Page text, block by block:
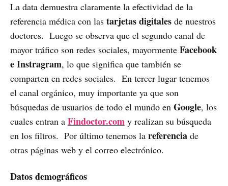
La data demuestra claramente la efectividad de la
referencia médica con las tarjetas digitales de nuestros
doctores. Luego se observa que el segundo canal de
mayor tráfico son redes sociales, mayormente Facebook
e Instragram, lo que significa que también se
comparten en redes sociales. En tercer lugar tenemos
el canal orgánico, muy importante ya que son
búsquedas de usuarios de todo el mundo en Google, los
cuales entran a Findoctor.com y realizan su búsqueda
en los filtros. Por último tenemos la referencia de
otras páginas web y el correo electrónico.
Datos demográficos